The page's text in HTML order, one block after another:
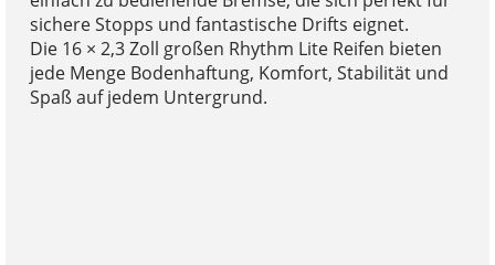
sichere Stopps und fantastische Drifts eignet.
Die 16 × 2,3 Zoll großen Rhythm Lite Reifen bieten
jede Menge Bodenhaftung, Komfort, Stabilität und
Spaß auf jedem Untergrund.